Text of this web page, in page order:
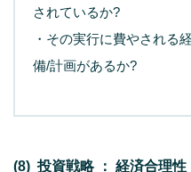
されているか?
・その実行に費やされる
備/計画があるか?
(8) 投資戦略 ： 経済合理性